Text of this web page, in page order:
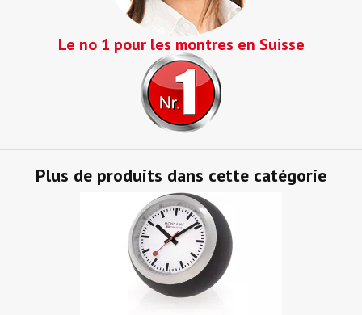
Le no 1 pour les montres en Suisse
Plus de produits dans cette catégorie